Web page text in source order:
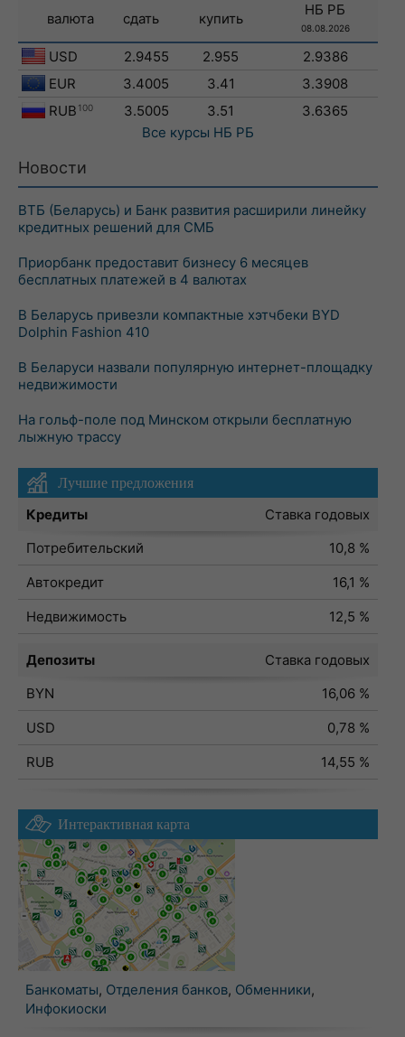
валюта сдать купить
НБ РБ
08.08.2026
USD 2.9455 2.955
2.9386
EUR
3.4005 3.41
3.3908
RUB 100 3.5005 3.51
3.6365
Все курсы НБ РБ
Новости
ВТБ (Беларусь) и Банк развития расширили линейку
кредитных решений для СМБ
Приорбанк предоставит бизнесу 6 месяцев
бесплатных платежей в 4 валютах
В Беларусь привезли компактные хэтчбеки BYD
Dolphin Fashion 410
В Беларуси назвали популярную интернет-площадку
недвижимости
На гольф-поле под Минском открыли бесплатную
лыжную трассу
Лучшие предложения
Кредиты
Ставка годовых
Потребительский
10,8 %
Автокредит
16,1 %
Недвижимость
12,5 %
Депозиты
Ставка годовых
BYN
16,06 %
USD
0,78 %
RUB
14,55 %
Интерактивная карта
Банкоматы, Отделения банков, Обменники,
Инфокиоски